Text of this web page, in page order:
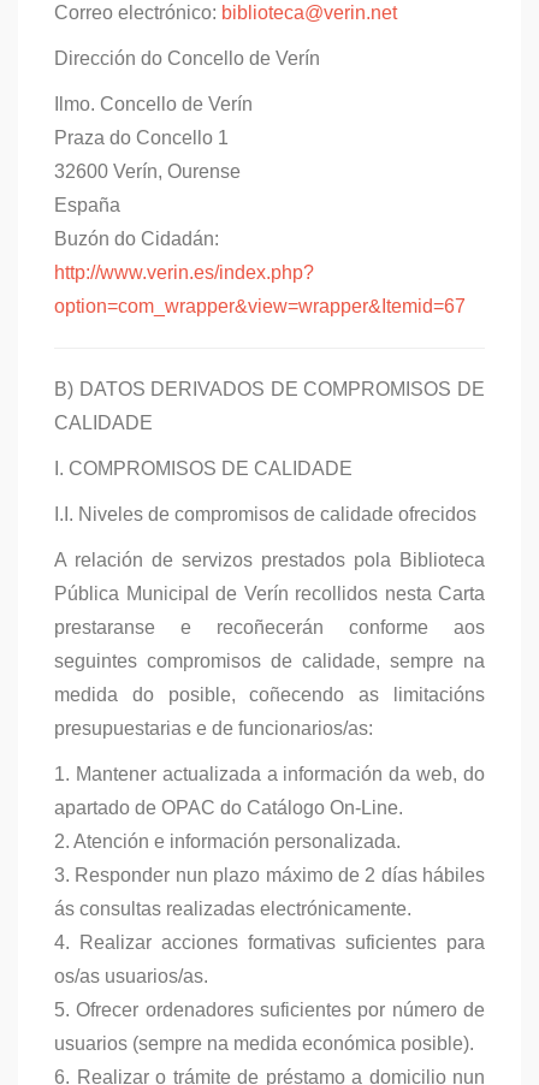
Correo electrónico: biblioteca@verin.net
Dirección do Concello de Verín
Ilmo. Concello de Verín
Praza do Concello 1
32600 Verín, Ourense
España
Buzón do Cidadán:
http://www.verin.es/index.php?
option=com_wrapper&view=wrapper&Itemid=67
B) DATOS DERIVADOS DE COMPROMISOS DE
CALIDADE
I. COMPROMISOS DE CALIDADE
I.I. Niveles de compromisos de calidade ofrecidos
A relación de servizos prestados pola Biblioteca
Pública Municipal de Verín recollidos nesta Carta
prestaranse e recoñecerán conforme aos
seguintes compromisos de calidade, sempre na
medida do posible, coñecendo as limitacións
presupuestarias e de funcionarios/as:
1. Mantener actualizada a información da web, do
apartado de OPAC do Catálogo On-Line.
2. Atención e información personalizada.
3. Responder nun plazo máximo de 2 días hábiles
ás consultas realizadas electrónicamente.
4. Realizar acciones formativas suficientes para
os/as usuarios/as.
5. Ofrecer ordenadores suficientes por número de
usuarios (sempre na medida económica posible).
6. Realizar o trámite de préstamo a domicilio nun